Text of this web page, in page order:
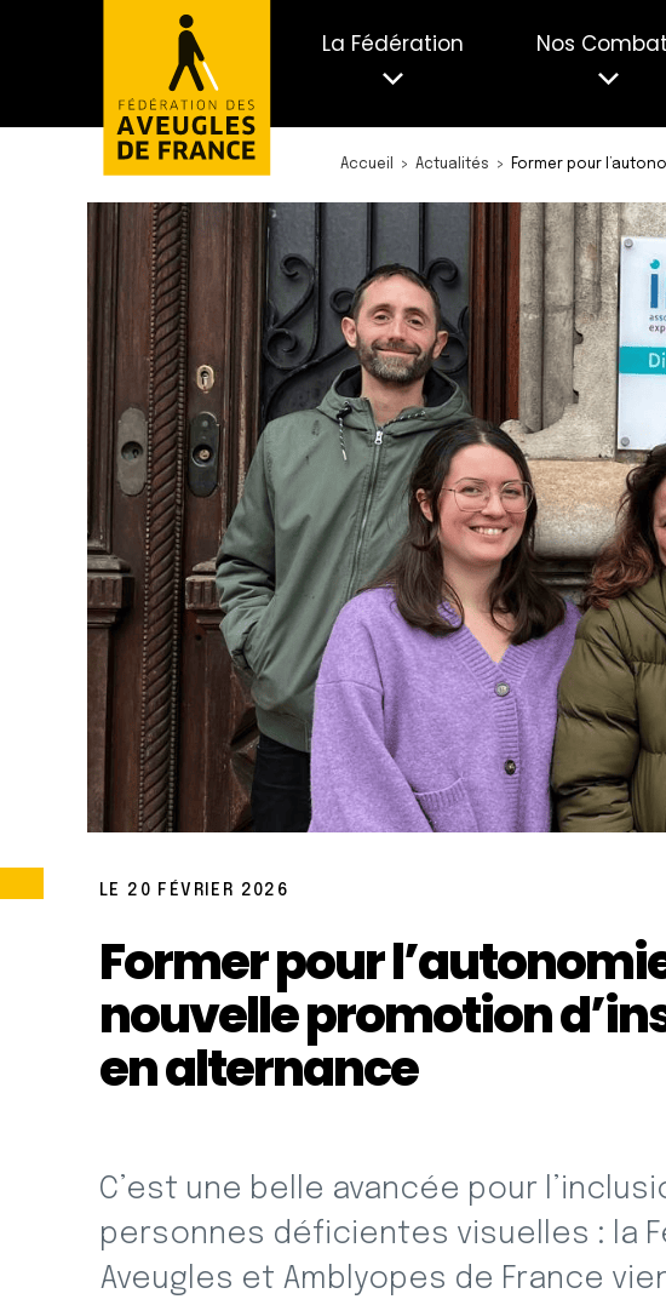
La Fédération Nos
Accueil Actualités Former pour
LE 20 FÉVRIER 2026
Former pour
nouvelle promotion
en alternance
C’est une belle avancée pour
personnes déficientes visuelles : la
Aveugles et Amblyopes de France